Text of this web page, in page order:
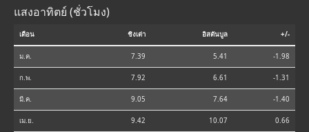
แสงอาทิตย์ (ชั่วโมง)
เดือน ชิงเต่า อิสตันบูล +/-
ม.ค. 7.39 5.41 -1.98
ก.พ. 7.92 6.61 -1.31
มี.ค. 9.05 7.64 -1.40
เม.ย. 9.42 10.07 0.66